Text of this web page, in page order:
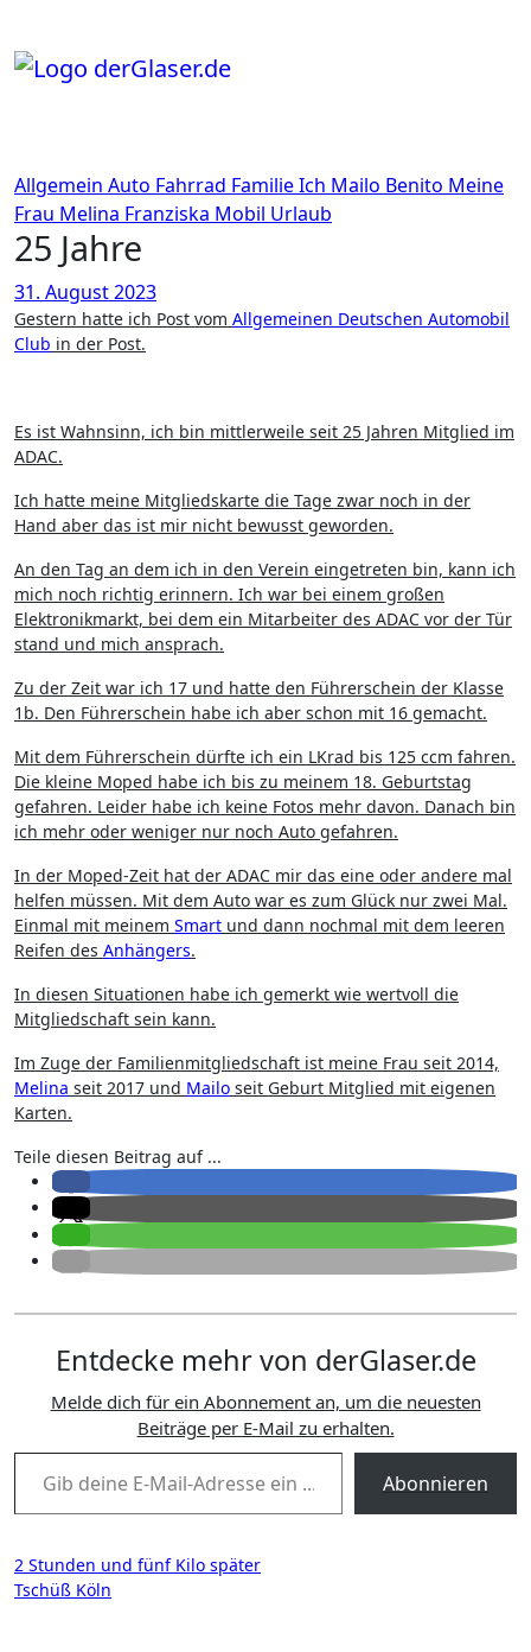
springen
Allgemein Auto Fahrrad FamilieIch Mailo Benito Meine
Frau Melina Franziska Mobil Urlaub
25 Jahre
31. August 2023
Gestern hatte ich Post vom Allgemeinen Deutschen Automobil
Club in der Post.
Es ist Wahnsinn, ich bin mittlerweile seit 25 Jahren Mitglied im
ADAC.
Ich hatte meine Mitgliedskarte die Tage zwar noch in der
Hand aber das ist mir nicht bewusst geworden.
An den Tag an dem ich in den Verein eingetreten bin, kann ich
mich noch richtig erinnern. Ich war bei einem großen
Elektronikmarkt, bei dem ein Mitarbeiter des ADAC vor der Tür
stand und mich ansprach.
Zu der Zeit war ich 17 und hatte den Führerschein der Klasse
1b. Den Führerschein habe ich aber schon mit 16 gemacht.
Mit dem Führerschein dürfte ich ein LKrad bis 125 ccm fahren.
Die kleine Moped habe ich bis zu meinem 18. Geburtstag
gefahren. Leider habe ich keine Fotos mehr davon. Danach bin
ich mehr oder weniger nur noch Auto gefahren.
In der Moped-Zeit hat der ADAC mir das eine oder andere mal
helfen müssen. Mit dem Auto war es zum Glück nur zwei Mal.
Einmal mit meinem Smart und dann nochmal mit dem leeren
Reifen des Anhängers.
In diesen Situationen habe ich gemerkt wie wertvoll die
Mitgliedschaft sein kann.
Im Zuge der Familienmitgliedschaft ist meine Frau seit 2014,
Melina seit 2017 und Mailo seit Geburt Mitglied mit eigenen
Karten.
Teile diesen Beitrag auf ...
Entdecke mehr von derGlaser.de
Melde dich für ein Abonnement an, um die neuesten
Beiträge per E-Mail zu erhalten.
Gib deine E-Mail-Adresse ein ...
Abonnieren
Beitragsnavigation
2 Stunden und fünf Kilo später
Tschüß Köln